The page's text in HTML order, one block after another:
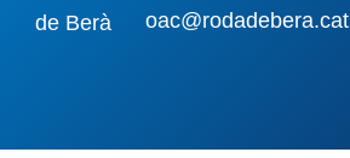
oac@rodadebera.cat